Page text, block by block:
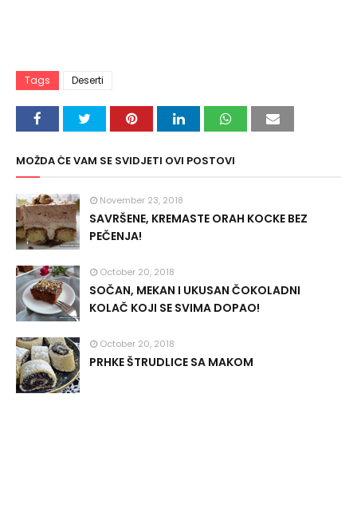
Tags Deserti
MOŽDA ĆE VAM SE SVIDJETI OVI POSTOVI
November 23, 2018
SAVRŠENE, KREMASTE ORAH KOCKE BEZ
PEČENJA!
October 20, 2018
SOČAN, MEKAN I UKUSAN ČOKOLADNI
KOLAČ KOJI SE SVIMA DOPAO!
October 20, 2018
PRHKE ŠTRUDLICE SA MAKOM